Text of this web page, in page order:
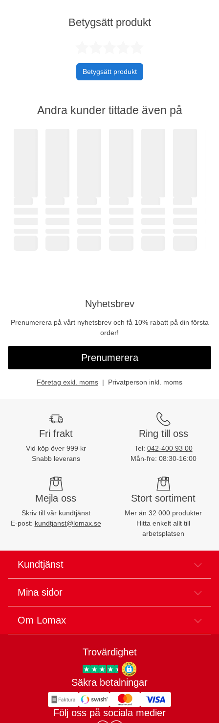
Betygsätt produkt
Betygsätt produkt
Andra kunder tittade även på
Nyhetsbrev
Prenumerera på vårt nyhetsbrev och få 10% rabatt på din första
order!
Prenumerera
Företag exkl. moms Privatperson inkl. moms
Fri frakt
Vid köp över 999 kr
Snabb leverans
Ring till oss
Tel: 042-400 93 00
Mån-fre: 08:30-16:00
Mejla oss
Skriv till vår kundtjänst
E-post: kundtjanst@lomax.se
Stort sortiment
Mer än 32 000 produkter
Hitta enkelt allt till
arbetsplatsen
Kundtjänst
Mina sidor
Om Lomax
Trovärdighet
Trygg E-handel
Säkra betalningar
Följ oss på sociala medier